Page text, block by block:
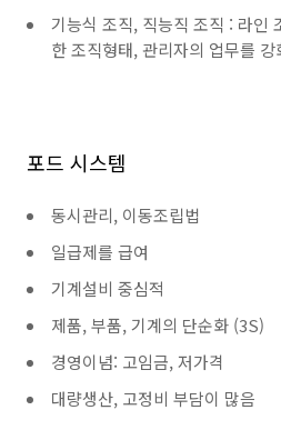
기능식 조직, 직능직 조직 : 라인
한 조직형태, 관리자의 업무를 강
포드 시스템
동시관리, 이동조립법
일급제를 급여
기계설비 중심적
제품, 부품, 기계의 단순화 (3S)
경영이념: 고임금, 저가격
대량생산, 고정비 부담이 많음